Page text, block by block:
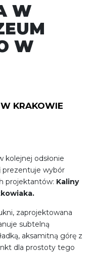
W
W
KRAKOWIE
kolejnej odsłonie
prezentuje wybór
projektantów: Kaliny
zaprojektowana
subtelną
aksamitną górę z
dla prostoty tego